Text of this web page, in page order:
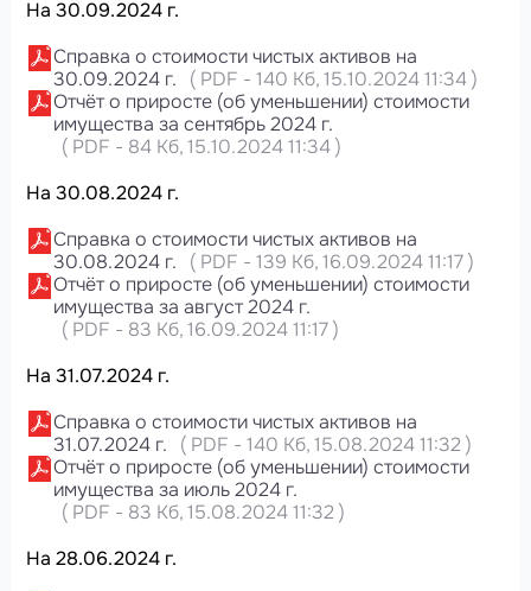
На 30.09.2024 г.
Справка о стоимости чистых активов на
30.09.2024 г.
( PDF - 140 Кб, 15.10.2024 11:34)
Отчёт о приросте (об уменьшении) стоимости
имущества за сентябрь 2024 г.
( PDF - 84 Кб, 15.10.2024 11:34)
На 30.08.2024 г.
Справка о стоимости чистых активов на
30.08.2024 г.
( PDF - 139 Кб, 16.09.2024 11:17)
Отчёт о приросте (об уменьшении) стоимости
имущества за август 2024 г.
( PDF - 83 Кб, 16.09.2024 11:17)
На 31.07.2024 г.
Справка о стоимости чистых активов на
31.07.2024 г.
( PDF - 140 Кб, 15.08.2024 11:32 )
Отчёт о приросте (об уменьшении) стоимости
имущества за июль 2024 г.
( PDF - 83 Кб, 15.08.2024 11:32 )
На 28.06.2024 г.